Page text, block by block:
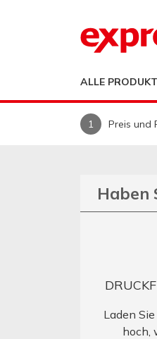
ALLE
Preis und
Haben
Laden
hoch,